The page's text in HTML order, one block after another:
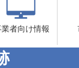
者向け情報